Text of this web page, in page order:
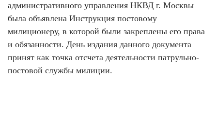
административного управления НКВД г. Москвы
была объявлена Инструкция постовому
милиционеру, в которой были закреплены его права
и обязанности. День издания данного документа
принят как точка отсчета деятельности патрульно-
постовой службы милиции.